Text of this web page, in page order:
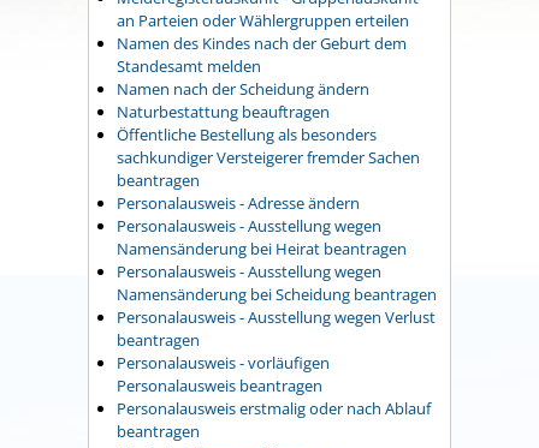
an Parteien oder Wählergruppen erteilen
Namen des Kindes nach der Geburt dem
Standesamt melden
Namen nach der Scheidung ändern
Naturbestattung beauftragen
Öffentliche Bestellung als besonders
sachkundiger Versteigerer fremder Sachen
beantragen
Personalausweis - Adresse ändern
Personalausweis - Ausstellung wegen
Namensänderung bei Heirat beantragen
Personalausweis - Ausstellung wegen
Namensänderung bei Scheidung beantragen
Personalausweis - Ausstellung wegen Verlust
beantragen
Personalausweis - vorläufigen
Personalausweis beantragen
Personalausweis erstmalig oder nach Ablauf
beantragen